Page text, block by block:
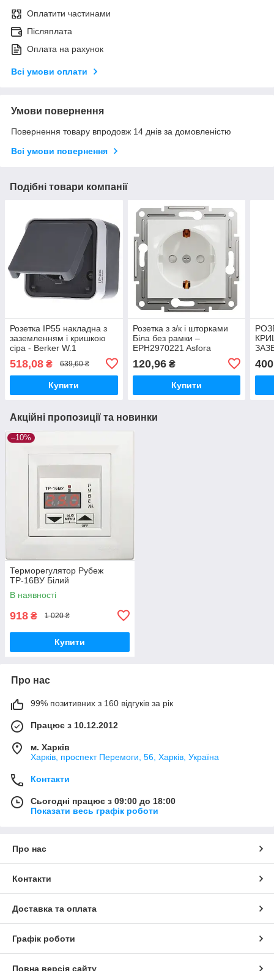
Оплатити частинами
Післяплата
Оплата на рахунок
Всі умови оплати
Умови повернення
Повернення товару впродовж 14 днів за домовленістю
Всі умови повернення
Подібні товари компанії
Розетка IP55 накладна з
заземленням і кришкою
сіра - Berker W.1
518,08 ₴ 639,60 ₴
Купити
Розетка з з/к і шторками
Біла без рамки –
EPH2970221 Asfora
120,96₴
Купити
Акційні пропозиції та новинки
–10%
Терморегулятор Рубеж
ТР-16ВУ Білий
В наявності
918 ₴ 1 020 ₴
Купити
Про нас
99% позитивних з 160 відгуків за рік
Працює з 10.12.2012
м. Харків
Харків, проспект Перемоги, 56, Харків, Україна
Контакти
Сьогодні працює з 09:00 до 18:00
Показати весь графік роботи
Про нас
Контакти
Доставка та оплата
Графік роботи
Повна версія сайту